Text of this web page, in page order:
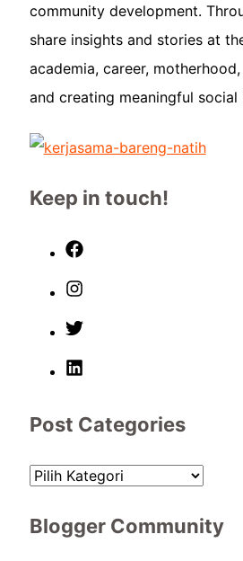
community development.
share insights and stories at
academia, career,
and creating meaningful social
Keep in touch!
Post Categories
Blogger Community